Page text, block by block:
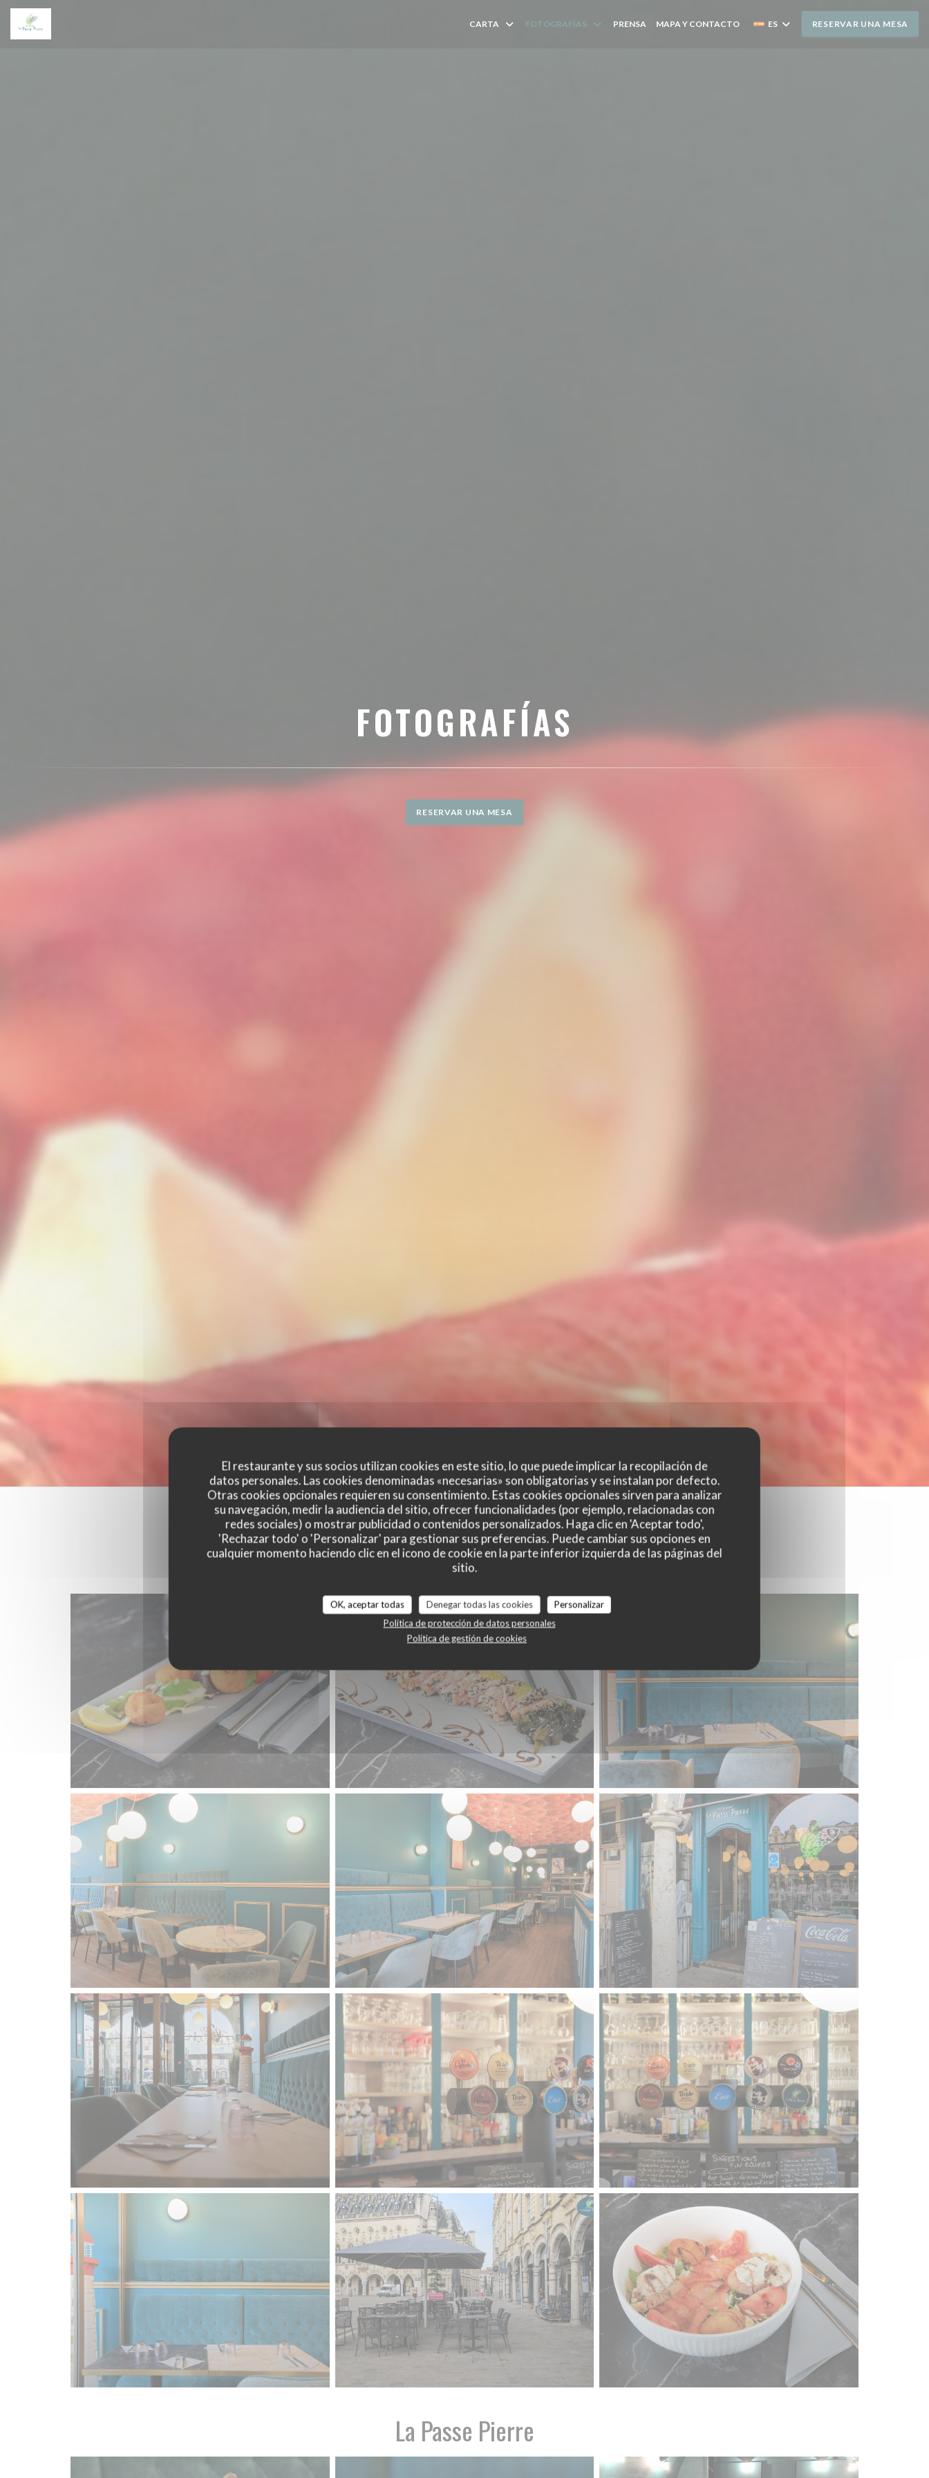
Personalización de sus opciones de cookies
El restaurante y sus socios utilizan cookies en este sitio, lo que puede implicar la recopilación de
datos personales. Las cookies denominadas «necesarias» son obligatorias y se instalan por defecto.
Otras cookies opcionales requieren su consentimiento. Estas cookies opcionales sirven para analizar
su navegación, medir la audiencia del sitio, ofrecer funcionalidades (por ejemplo, relacionadas con
redes sociales) o mostrar publicidad o contenidos personalizados. Haga clic en 'Aceptar todo',
'Rechazar todo' o 'Personalizar' para gestionar sus preferencias. Puede cambiar sus opciones en
cualquier momento haciendo clic en el icono de cookie en la parte inferior izquierda de las páginas del
sitio.
OK, aceptar todas Denegar todas las cookies
Personalizar
Política de protección de datos personales
Política de gestión de cookies
CARTA FOTOGRAFÍAS PRENSA MAPA Y CONTACTO ES RESERVAR UNA MESA
FOTOGRAFÍAS
RESERVAR UNA MESA
Le restaurant
La Passe Pierre